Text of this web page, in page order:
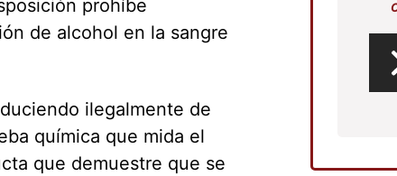
prohíbe
de alcohol en la sangre
ilegalmente de
química que mida el
que demuestre que se